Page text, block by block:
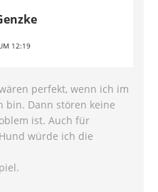
12:19
perfekt, wenn ich im
bin. Dann stören keine
ist. Auch für
würde ich die